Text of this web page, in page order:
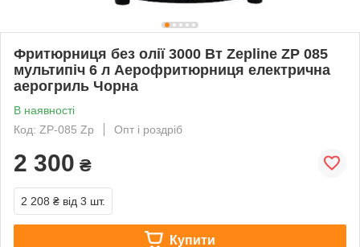
Фритюрниця без олії 3000 Вт Zepline ZP 085
мультипіч 6 л Аерофритюрниця електрична
аерогриль Чорна
В наявності
Код: ZP-085 Zp
Опт і роздріб
2 300 ₴
2 208 ₴ від 3 шт.
Купити